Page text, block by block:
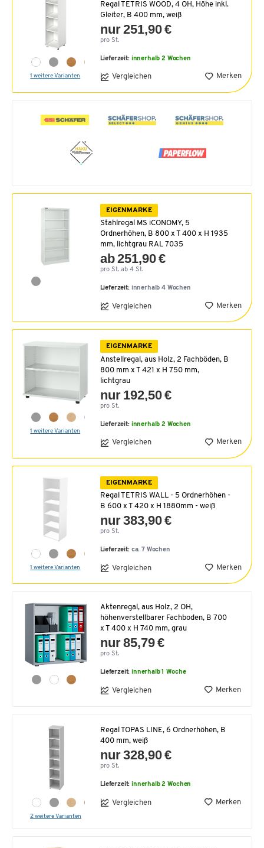
1 weitere Varianten
Regal TETRIS WOOD, 4 OH, Höhe inkl.
Gleiter, B 400 mm, weiß
nur 251,90 €
pro St.
Lieferzeit: innerhalb 2 Wochen
Vergleichen Merken
EIGENMARKE
Stahlregal MS iCONOMY, 5
Ordnerhöhen, B 800 x T 400 x H 1935
mm, lichtgrau RAL 7035
ab 251,90 €
pro St. ab 4 St.
Lieferzeit: innerhalb 4 Wochen
Vergleichen Merken
1 weitere Varianten
EIGENMARKE
Anstellregal, aus Holz, 2 Fachböden, B
800 mm x T 421 x H 750 mm,
lichtgrau
nur 192,50 €
pro St.
Lieferzeit: innerhalb 2 Wochen
Vergleichen Merken
1 weitere Varianten
EIGENMARKE
Regal TETRIS WALL - 5 Ordnerhöhen -
B 600 x T 420 x H 1880mm - weiß
nur 383,90 €
pro St.
Lieferzeit: ca. 7 Wochen
Vergleichen Merken
Aktenregal, aus Holz, 2 OH,
höhenverstellbarer Fachboden, B 700
x T 400 x H 740 mm, grau
nur 85,79 €
pro St.
Lieferzeit:innerhalb 1 Woche
Vergleichen Merken
2 weitere Varianten
Regal TOPAS LINE, 6 Ordnerhöhen, B
400 mm, weiß
nur 328,90 €
pro St.
Lieferzeit:innerhalb 2 Wochen
Vergleichen Merken